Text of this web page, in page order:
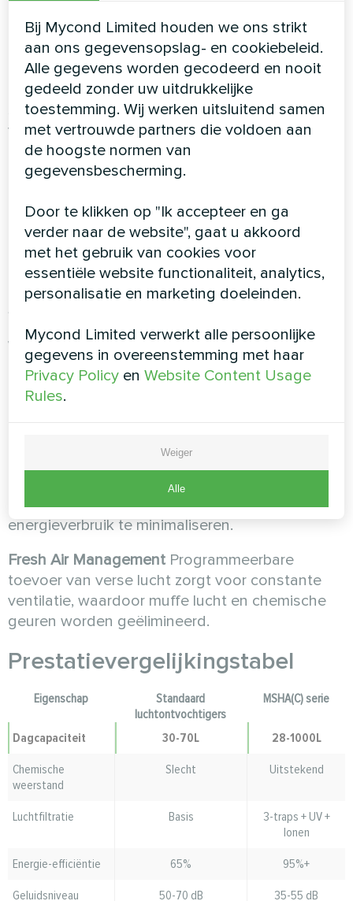
zwembadchemicaliën en garanderen een
levensduur van meer dan 25 jaar.
Hydrofiele WarmtewisselaarsGeavanceerde
spoeltechnologie maximaliseert de efficiëntie
van de warmteoverdracht terwijl het bestand is
tegen chemische schade, waardoor de
topprestaties jaar na jaar behouden blijven.
Fluisterstille werkingGeluidsniveaus van 35-55
dB betekenen dat uw MSHA(C)-systeem
onzichtbaar werkt, zodat u in alle rust kunt
genieten van uw zwembadruimte.
SlimmeHVAC-integratie
Wi-Fi- en Modbus-connectiviteit
Dankzij
bewaking en regeling op afstand kunnen
faciliteitsmanagers de prestaties overal
Intelligente sensoren bewaken continu
omstandigheden en passen de werking aan om
de perfecte omgeving te behouden en het
energieverbruik te minimaliseren.
Fresh Air Management Programmeerbare
toevoer van verse lucht zorgt voor constante
ventilatie, waardoor muffe lucht en chemische
geuren worden geëlimineerd.
Prestatievergelijkingstabel
Eigenschap
Standaard
luchtontvochtigers
MSHA(C) serie
Dagcapaciteit 30-70L
28-1000L
Chemische
weerstand
Slecht Uitstekend
Luchtfiltratie Basis
3-traps + UV +
Ionen
Energie-efficiëntie
65%
95%+
Geluidsniveau
50-70 dB
35-55 dB
Bij Mycond Limited houden we ons strikt
aan ons gegevensopslag- en cookiebeleid.
Alle gegevens worden gecodeerd en nooit
gedeeld zonder uw uitdrukkelijke
toestemming. Wij werken uitsluitend samen
met vertrouwde partners die voldoen aan
de hoogste normen van
gegevensbescherming.
Door te klikken op "Ik accepteer en ga
verder naar de website", gaat u akkoord
met het gebruik van cookies voor
essentiële website functionaliteit, analytics,
personalisatie en marketing doeleinden.
Mycond Limited verwerkt alle persoonlijke
gegevens in overeenstemming met haar
Privacy Policy enWebsite Content Usage
Rules.
Weiger
Alle